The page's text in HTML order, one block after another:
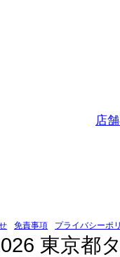
店
免責事項 プライバシーポ
東京都